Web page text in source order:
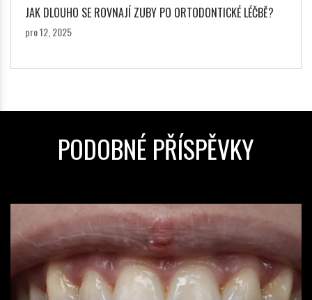
JAK DLOUHO SE ROVNAJÍ ZUBY PO ORTODONTICKÉ LÉČBĚ?
pro 12, 2025
PODOBNÉ PŘÍSPĚVKY